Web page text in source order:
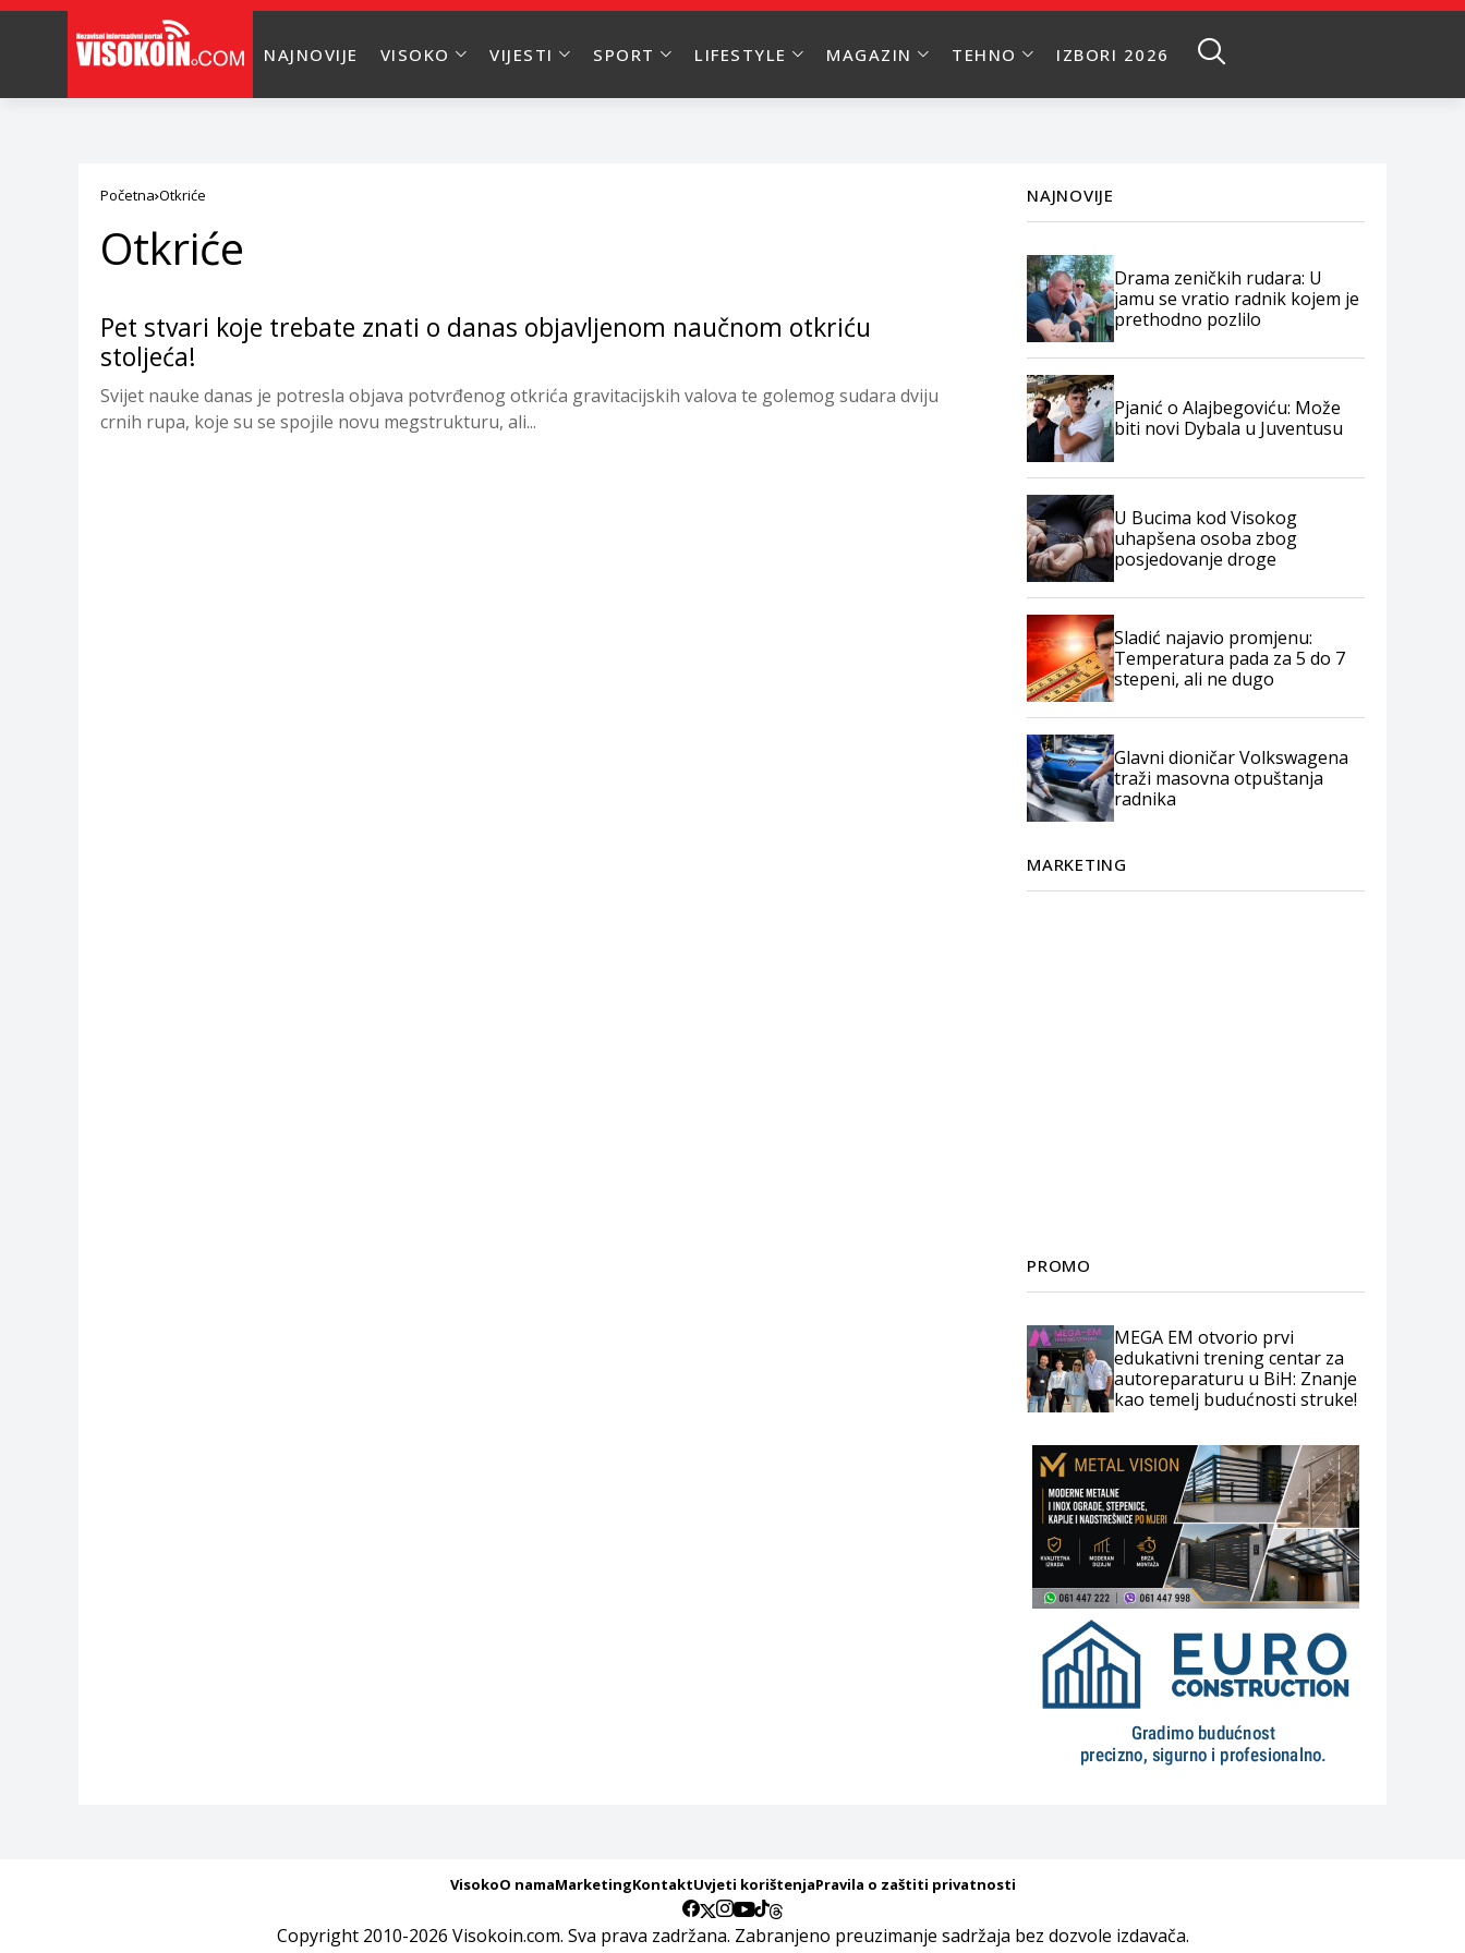
NAJNOVIJE VISOKO VIJESTI SPORT LIFESTYLE MAGAZIN TEHNO IZBORI 2026
Početna Otkriće
Otkriće
Pet stvari koje trebate znati o danas objavljenom naučnom otkriću
stoljeća!
Svijet nauke danas je potresla objava potvrđenog otkrića gravitacijskih valova te golemog sudara dviju
crnih rupa, koje su se spojile novu megstrukturu, ali...
NAJNOVIJE
Drama zeničkih rudara: U
jamu se vratio radnik kojem je
prethodno pozlilo
Pjanić o Alajbegoviću: Može
biti novi Dybala u Juventusu
U Bucima kod Visokog
uhapšena osoba zbog
posjedovanje droge
Sladić najavio promjenu:
Temperatura pada za 5 do 7
stepeni, ali ne dugo
Glavni dioničar Volkswagena
traži masovna otpuštanja
radnika
MARKETING
PROMO
MEGA EM otvorio prvi
edukativni trening centar za
autoreparaturu u BiH: Znanje
kao temelj budućnosti struke!
VisokoO namaMarketingKontaktUvjeti korištenjaPravila o zaštiti privatnosti
Copyright 2010-2026 Visokoin.com. Sva prava zadržana. Zabranjeno preuzimanje sadržaja bez dozvole izdavača.